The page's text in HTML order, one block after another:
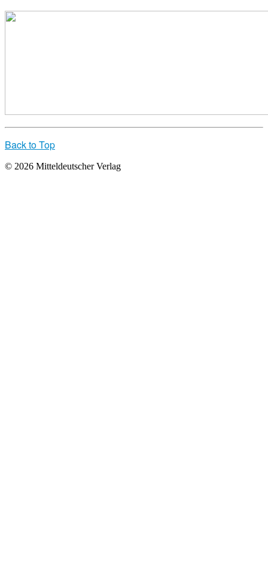
Back to Top
© 2026 Mitteldeutscher Verlag